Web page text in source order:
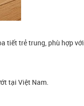
tiết trẻ trung, phù hợp với
tại Việt Nam.